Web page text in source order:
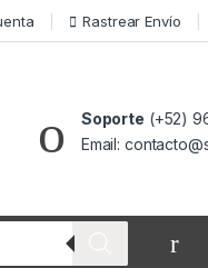
Rastrear Envío
Soporte (+52)
Email: